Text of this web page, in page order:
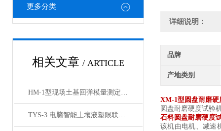
更多分类
相关文章 / ARTICLE
HM-1型现场土基回弹模量测定仪产品简介
TYS-3 电脑智能土壤液塑限联合测定仪 打印 产品展示
详细说明：
品牌
产地类别
XM-1型圆盘耐磨
圆盘耐磨硬度试验
石料圆盘耐磨硬度
该机由电机、减速